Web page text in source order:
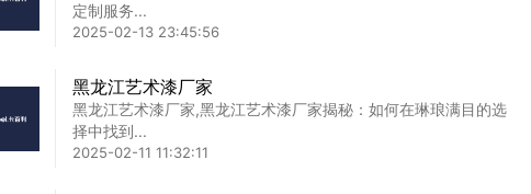
定制服务...
2025-02-13 23:45:56
黑龙江艺术漆厂家
黑龙江艺术漆厂家,黑龙江艺术漆厂家揭秘：如何在琳琅满目的选
择中找到...
2025-02-11 11:32:11